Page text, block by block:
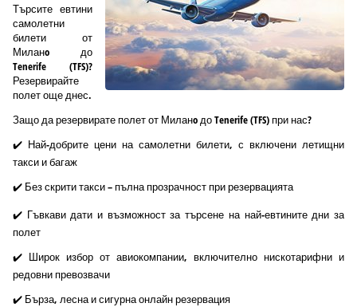
Търсите евтини
самолетни
билети от
Миланo до
Tenerife (TFS)?
Резервирайте
полет още днес.
Защо да резервирате полет от Миланo до Tenerife (TFS) при нас?
✔️ Най-добрите цени на самолетни билети, с включени летищни
такси и багаж
✔️ Без скрити такси – пълна прозрачност при резервацията
✔️ Гъвкави дати и възможност за търсене на най-евтините дни за
полет
✔️ Широк избор от авиокомпании, включително нискотарифни и
редовни превозвачи
✔️ Бърза, лесна и сигурна онлайн резервация